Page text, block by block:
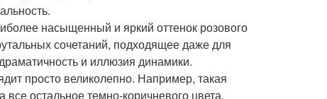
насыщенный и яркий оттенок розового
сочетаний, подходящее даже для
и иллюзия динамики.
просто великолепно. Например, такая
остальное темно-коричневого цвета.